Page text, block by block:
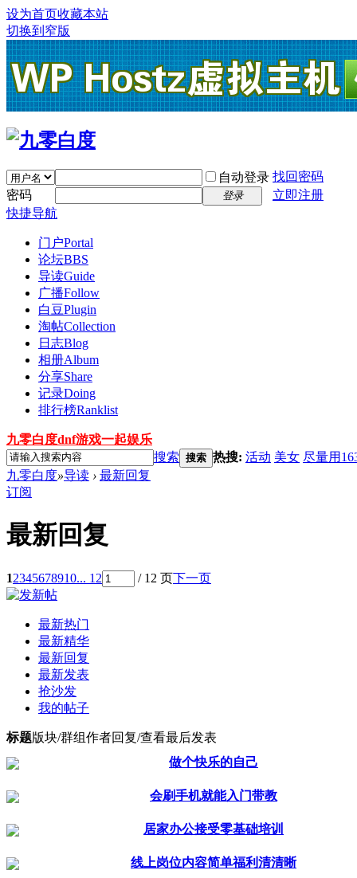
设为首页收藏本站
切换到窄版
自动登录 找回密码
密码
登录
立即注册
快捷导航
门户Portal
论坛BBS
导读Guide
广播Follow
白豆Plugin
淘帖Collection
日志Blog
相册Album
分享Share
记录Doing
排行榜Ranklist
九零白度dnf游戏一起娱乐
搜索 搜索 热搜: 活动 美女 尽量用
九零白度»导读 › 最新回复
订阅
最新回复
12345678910... 12 / 12 页下一页
最新热门
最新精华
最新回复
最新发表
抢沙发
我的帖子
标题版块/群组作者回复/查看最后发表
做个快乐的自己
会刷手机就能入门带教
居家办公接受零基础培训
线上岗位内容简单福利清清晰